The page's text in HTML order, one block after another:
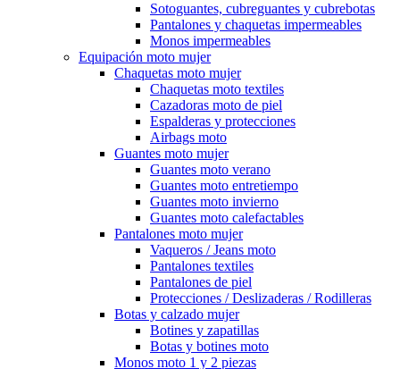
Sotoguantes, cubreguantes y cubrebotas
Pantalones y chaquetas impermeables
Monos impermeables
Equipación moto mujer
Chaquetas moto mujer
Chaquetas moto textiles
Cazadoras moto de piel
Espalderas y protecciones
Airbags moto
Guantes moto mujer
Guantes moto verano
Guantes moto entretiempo
Guantes moto invierno
Guantes moto calefactables
Pantalones moto mujer
Vaqueros / Jeans moto
Pantalones textiles
Pantalones de piel
Protecciones / Deslizaderas / Rodilleras
Botas y calzado mujer
Botines y zapatillas
Botas y botines moto
Monos moto 1 y 2 piezas